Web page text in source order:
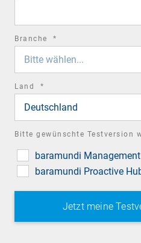
Branche *
Bitte wählen...
Land *
Deutschland
Bitte gewünschte Testversion
baramundi
baramundi Proactive